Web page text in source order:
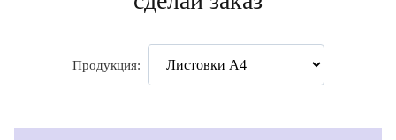
Продукция: